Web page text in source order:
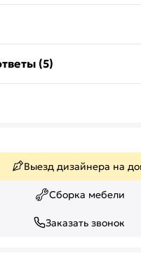
(5)
Выезд дизайнера на
Сборка мебели
Заказать звонок